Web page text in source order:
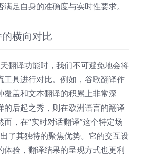
足自身的准确度与实时性要求。
横向对比
翻译功能时，我们不可避免地会将
工具进行对比。例如，谷歌翻译作
覆盖和文本翻译的积累上非常深
的后起之秀，则在欧洲语言的翻译
，在“实时对话翻译”这个特定场
了其独特的聚焦优势。它的交互设
体验，翻译结果的呈现方式也更利